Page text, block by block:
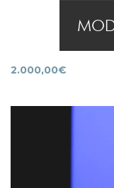
2.000,00€